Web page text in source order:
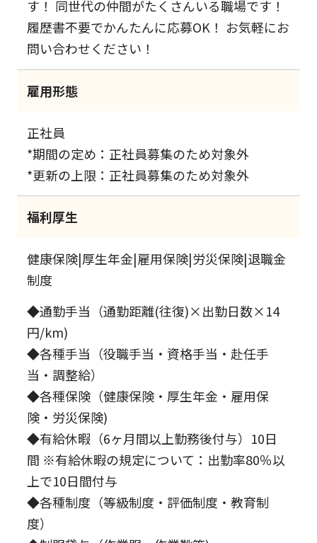
す！ 同世代の仲間がたくさんいる職場です！
履歴書不要でかんたんに応募OK！ お気軽にお
問い合わせください！
雇用形態
正社員
*期間の定め：正社員募集のため対象外
*更新の上限：正社員募集のため対象外
福利厚生
健康保険|厚生年金|雇用保険|労災保険|退職金
制度
◆通勤手当（通勤距離(往復)×出勤日数×14
円/km)
◆各種手当（役職手当・資格手当・赴任手
当・調整給）
◆各種保険（健康保険・厚生年金・雇用保
険・労災保険)
◆有給休暇（6ヶ月間以上勤務後付与）10日
間 ※有給休暇の規定について：出勤率80％以
上で10日間付与
◆各種制度（等級制度・評価制度・教育制
度）